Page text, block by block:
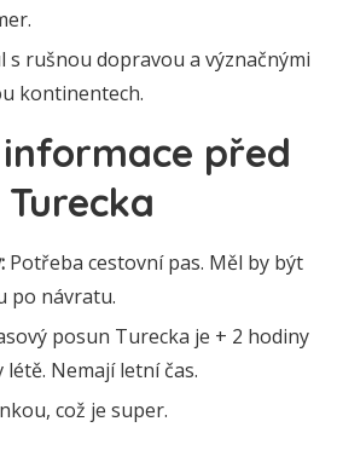
s rušnou dopravou a význačnými
kontinentech.
před
Potřeba cestovní pas. Měl by být
po návratu.
posun Turecka je + 2 hodiny
Nemají letní čas.
což je super.